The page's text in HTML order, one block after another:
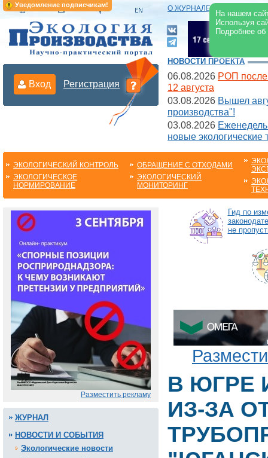
Уведомление подписчикам!
На нашем
Используя
Подробнее
О ЖУРНАЛЕ |
Вход Регистрация
НОВОСТИ ПРОЕКТА
06.08.2026 РОП после
12 августа
03.08.2026 Вышел
производства"!
03.08.2026
новые экологические
ЭКОЛОГИЧЕСКИЙ КОНТРОЛЬ
ЭКОЛОГИЧЕСКОЕ
НОРМИРОВАНИЕ
ОБРАЩЕНИЕ С ОТХОДАМИ
ЭКОЛОГИЧЕСКИЙ
МОНИТОРИНГ
Разместить рекламу
ЖУРНАЛ
НОВОСТИ И СОБЫТИЯ
Экологические новости
Гид по
не
В ЮГРЕ
ИЗ-ЗА